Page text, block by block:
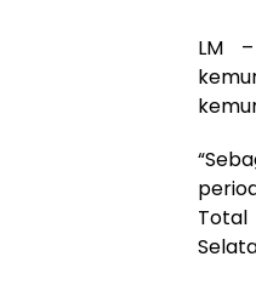
LM
Total